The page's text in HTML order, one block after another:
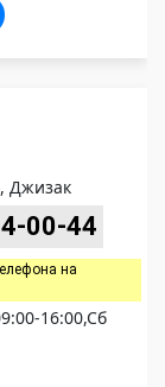
Джизак
00-44
на
16:00,Сб